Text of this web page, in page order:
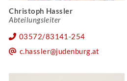
Christoph Hassler
Abteilungsleiter
03572/83141-254
c.hassler@judenburg.at